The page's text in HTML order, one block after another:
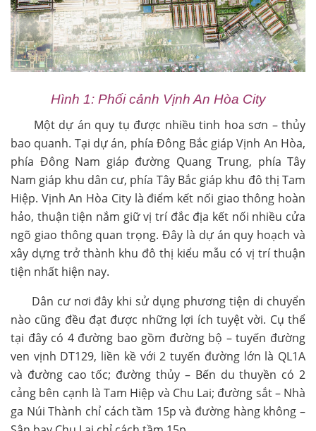
Hình 1: Phối cảnh Vịnh An Hòa City
Một dự án quy tụ được nhiều tinh hoa sơn – thủy
bao quanh. Tại dự án, phía Đông Bắc giáp Vịnh An Hòa,
phía Đông Nam giáp đường Quang Trung, phía Tây
Nam giáp khu dân cư, phía Tây Bắc giáp khu đô thị Tam
Hiệp. Vịnh An Hòa City là điểm kết nối giao thông hoàn
hảo, thuận tiện nắm giữ vị trí đắc địa kết nối nhiều cửa
ngõ giao thông quan trọng. Đây là dự án quy hoạch và
xây dựng trở thành khu đô thị kiểu mẫu có vị trí thuận
tiện nhất hiện nay.
Dân cư nơi đây khi sử dụng phương tiện di chuyển
nào cũng đều đạt được những lợi ích tuyệt vời. Cụ thể
tại đây có 4 đường bao gồm đường bộ – tuyến đường
ven vịnh DT129, liền kề với 2 tuyến đường lớn là QL1A
và đường cao tốc; đường thủy – Bến du thuyền có 2
cảng bên cạnh là Tam Hiệp và Chu Lai; đường sắt – Nhà
ga Núi Thành chỉ cách tầm 15p và đường hàng không –